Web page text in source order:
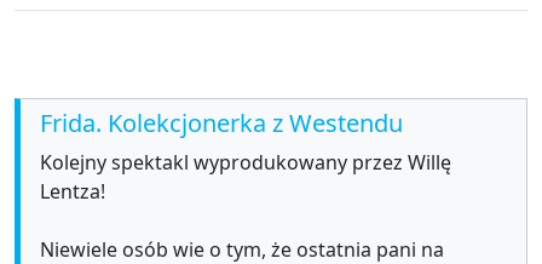
Frida. Kolekcjonerka z Westendu
Kolejny spektakl wyprodukowany przez Willę
Lentza!
Niewiele osób wie o tym, że ostatnia pani na